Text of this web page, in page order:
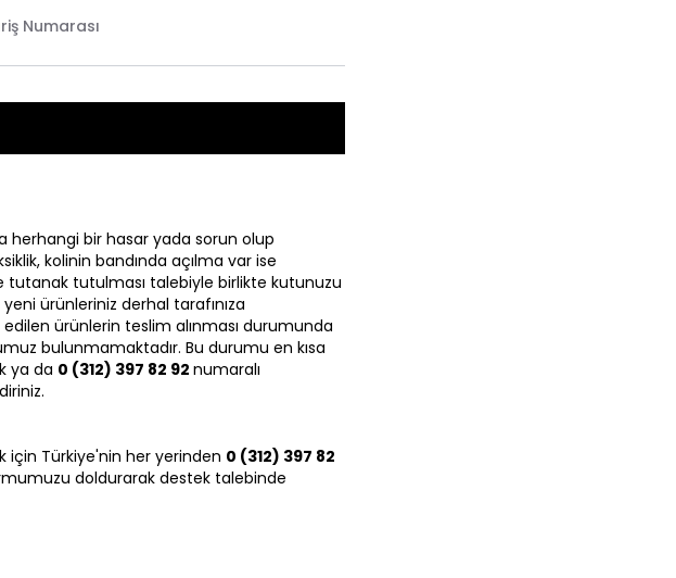
Numarası
herhangi bir hasar yada sorun olup
kolinin bandında açılma var ise
tutulması talebiyle birlikte kutunuzu
ürünleriniz derhal tarafınıza
ürünlerin teslim alınması durumunda
bulunmamaktadır. Bu durumu en kısa
ya da 0 (312) 397 82 92 numaralı
için Türkiye'nin her yerinden 0 (312) 397 82
doldurarak destek talebinde